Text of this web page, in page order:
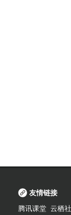
友情链接
腾讯课堂 云栖